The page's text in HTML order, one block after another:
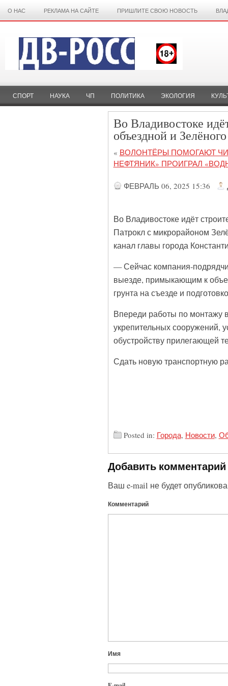
О НАС РЕКЛАМА НА САЙТЕ ПРИШЛИТЕ СВОЮ НОВОСТЬ
СПОРТ НАУКА ЧП ПОЛИТИКА ЭКОЛОГИЯ
Во Владивостоке
объездной и
« ВОЛОНТЁРЫ ПОМОГАЮТ
НЕФТЯНИК» ПРОИГРАЛ
ФЕВРАЛЬ 06, 2025 15:36
Во Владивостоке идёт
Патрокл с микрорайоном
канал главы города
— Сейчас компания-
выезде, примыкающим к
грунта на съезде и
Впереди работы по монтажу
укрепительных сооружений,
обустройству прилегающей
Сдать новую транспортную
Posted in: Города, Новости,
Добавить комментарий
Ваш e-mail не будет
Комментарий
Имя